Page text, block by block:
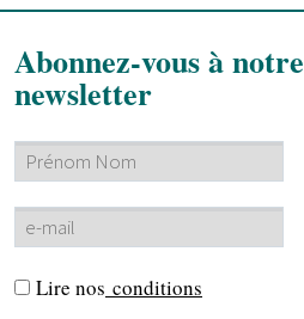
Abonnez-vous à notre
newsletter
Lire nos conditions